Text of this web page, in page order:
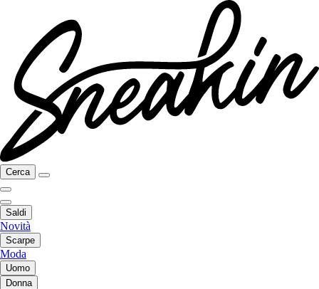
Cerca
Saldi
Novità
Scarpe
Moda
Uomo
Donna